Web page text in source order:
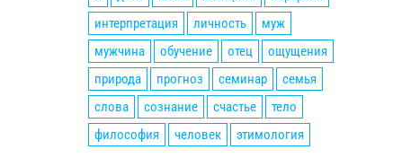
интерпретация
личность
муж
мужчина
обучение отец
ощущения
природа
прогноз семинар
семья
слова
сознание счастье
тело
философия
человек этимология